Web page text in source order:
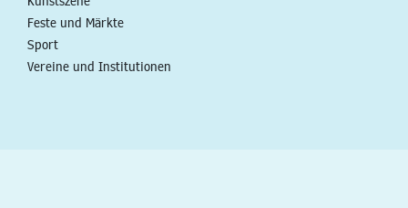
Feste und Märkte
Sport
Vereine und Institutionen